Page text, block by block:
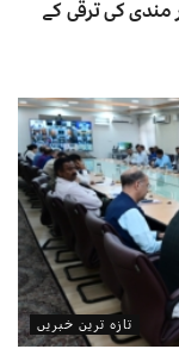
کی ترقی کے
تازہ ترین خبریں